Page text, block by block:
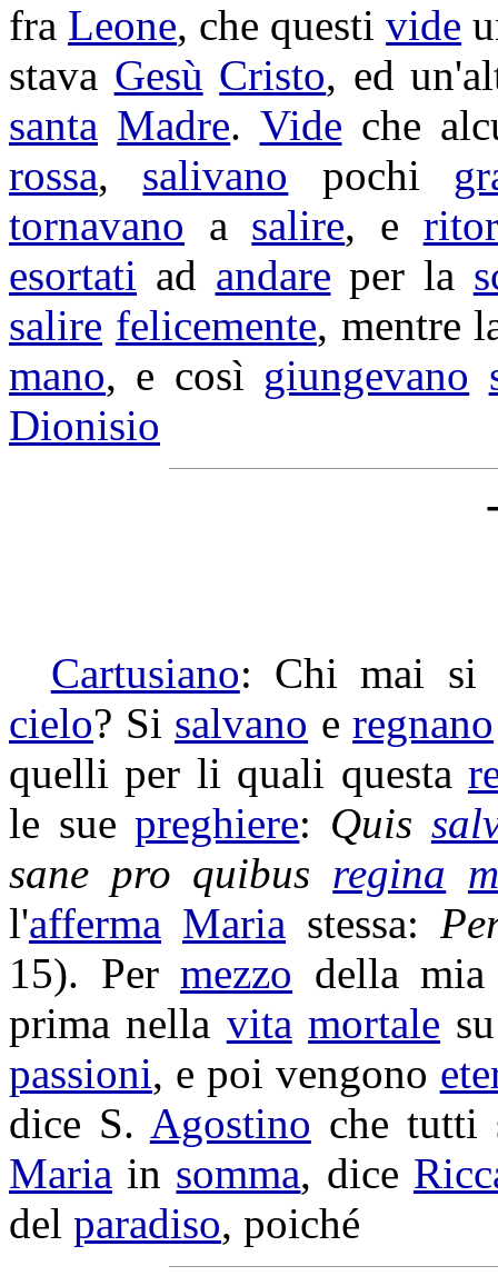
fra Leone, che questivide
stava Gesù Cristo, ed
santa Madre. Vide che
rossa, salivano pochi
tornavano a salire, e
esortati ad andare per la
salire felicemente, mentre
mano, e così giungevano
Dionisio
Cartusiano: Chi mai si
cielo? Si salvano eregnano
quelli per li quali questa
le suepreghiere: Quis
sane pro quibus regina
l'afferma Maria stessa:
15). Permezzo della
prima nella vita mortale
passioni, e poi vengono
dice S. Agostino che
Maria in somma, dice
del paradiso, poiché